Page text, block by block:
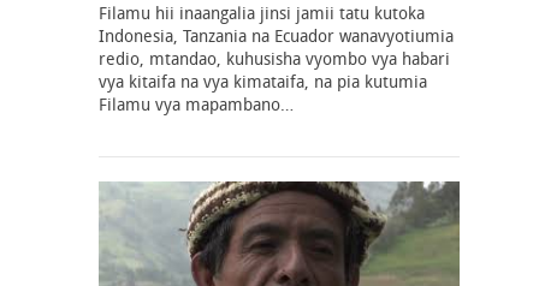
Filamu hii inaangalia jinsi jamii tatu kutoka
Indonesia, Tanzania na Ecuador wanavyotiumia
redio, mtandao, kuhusisha vyombo vya habari
vya kitaifa na vya kimataifa, na pia kutumia
Filamu vya mapambano…